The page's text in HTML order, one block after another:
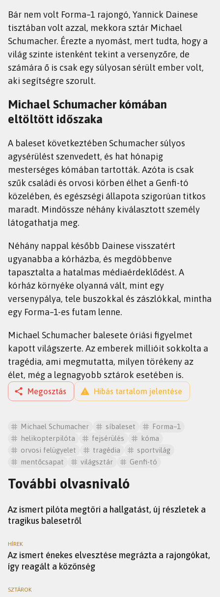
Bár nem volt Forma–1 rajongó, Yannick Dainese
tisztában volt azzal, mekkora sztár Michael
Schumacher. Érezte a nyomást, mert tudta, hogy a
világ szinte istenként tekint a versenyzőre, de
számára ő is csak egy súlyosan sérült ember volt,
aki segítségre szorult.
Michael Schumacher kómában
eltöltött időszaka
A baleset következtében Schumacher súlyos
agysérülést szenvedett, és hat hónapig
mesterséges kómában tartották. Azóta is csak
szűk családi és orvosi körben élhet a Genfi-tó
közelében, és egészségi állapota szigorúan titkos
maradt. Mindössze néhány kiválasztott személy
látogathatja meg.
Néhány nappal később Dainese visszatért
ugyanabba a kórházba, és megdöbbenve
tapasztalta a hatalmas médiaérdeklődést. A
kórház környéke olyanná vált, mint egy
versenypálya, tele buszokkal és zászlókkal, mintha
egy Forma–1-es futam lenne.
Michael Schumacher balesete óriási figyelmet
kapott világszerte. Az emberek millióit sokkolta a
tragédia, ami megmutatta, milyen törékeny az
élet, még a legnagyobb sztárok esetében is.
Megosztás Hibás tartalom jelentése
Michael Schumacher síbaleset
Forma–1
helikopterpilóta
fejsérülés
kóma
orvosi felügyelet
tragédia
sportvilág
mentőcsapat
világsztár Genfi-tó
További olvasnivaló
Az ismert pilóta megtöri a hallgatást, új részletek a
tragikus balesetről
HÍREK
Az ismert énekes elvesztése megrázta a rajongókat,
így reagált a közönség
SZTÁROK